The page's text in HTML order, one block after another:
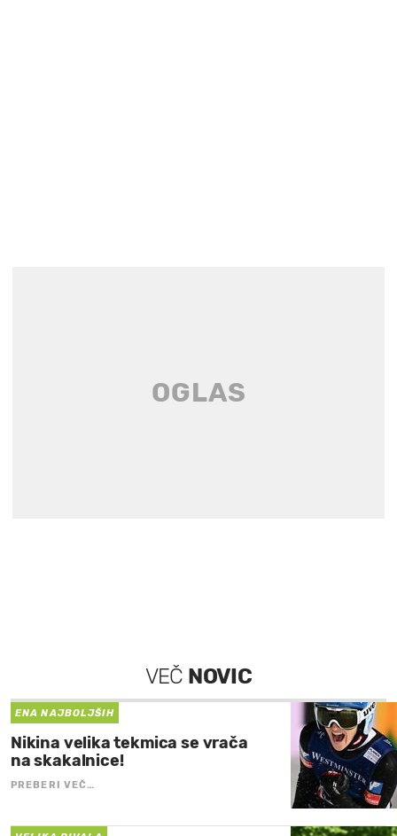
VEČ NOVIC
ENA NAJBOLJŠIH
Nikina velika tekmica se vrača
na skakalnice!
PREBERI VEČ…